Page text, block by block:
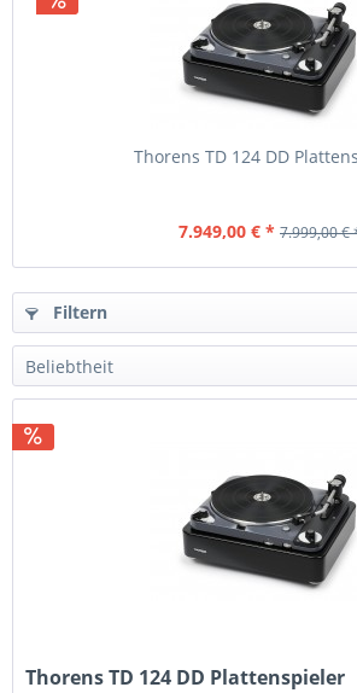
Thorens TD 124 DD
7.949,00 € * 7.999,00 €
Filtern
Thorens TD 124 DD Plattenspieler